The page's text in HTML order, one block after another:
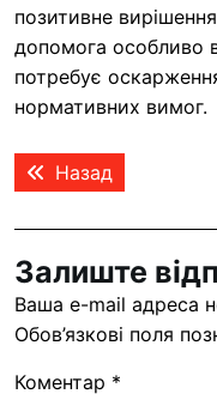
позитивне
допомога особливо
потребує
нормативних вимог.
Навігація
записів
Назад
запис:
Залиште
Ваша e-mail адреса
Обов’язкові поля
Коментар *